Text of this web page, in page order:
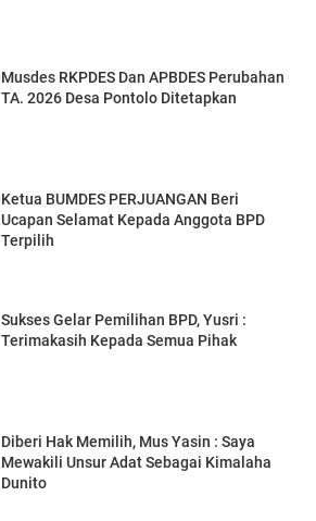
Musdes RKPDES Dan APBDES Perubahan
TA. 2026 Desa Pontolo Ditetapkan
Ketua BUMDES PERJUANGAN Beri
Ucapan Selamat Kepada Anggota BPD
Terpilih
Sukses Gelar Pemilihan BPD, Yusri :
Terimakasih Kepada Semua Pihak
Diberi Hak Memilih, Mus Yasin : Saya
Mewakili Unsur Adat Sebagai Kimalaha
Dunito